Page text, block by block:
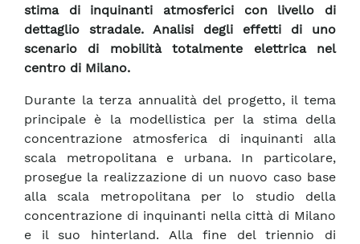
stima di inquinanti atmosferici con livello di
dettaglio stradale. Analisi degli effetti di uno
scenario di mobilità totalmente elettrica nel
centro di Milano.
Durante la terza annualità del progetto, il tema
principale è la modellistica per la stima della
concentrazione atmosferica di inquinanti alla
scala metropolitana e urbana. In particolare,
prosegue la realizzazione di un nuovo caso base
alla scala metropolitana per lo studio della
concentrazione di inquinanti nella città di Milano
e il suo hinterland. Alla fine del triennio di